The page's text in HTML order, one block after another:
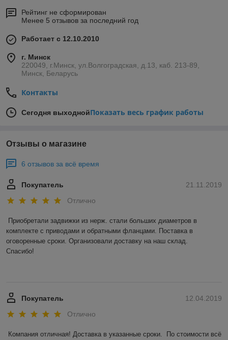
Рейтинг не сформирован
Менее 5 отзывов за последний год
Работает с 12.10.2010
г. Минск
220049, г.Минск, ул.Волгоградская, д.13, каб. 213-89,
Минск, Беларусь
Контакты
Сегодня выходнойПоказать весь график работы
Отзывы о магазине
6 отзывов за всё время
21.11.2019
Покупатель
Отлично
Приобретали задвижки из нерж. стали больших диаметров в
комплекте с приводами и обратными фланцами. Поставка в
оговоренные сроки. Организовали доставку на наш склад.
Спасибо!
12.04.2019
Покупатель
Отлично
Компания отличная! Доставка в указанные сроки.  По стоимости всё